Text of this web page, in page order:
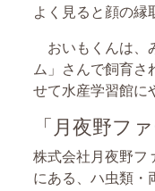
よく見ると顔の縁
おいもくんは、
ム」さんで飼育さ
せて水産学習館に
「月夜野フ
株式会社月夜野フ
にある、ハ虫類・